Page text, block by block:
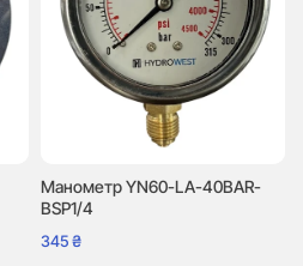
Манометр YN60-LA-40BAR-
BSP1/4
345₴